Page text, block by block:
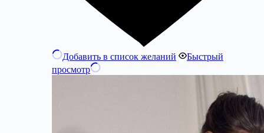
Добавить в список желаний
Быстрый
просмотр